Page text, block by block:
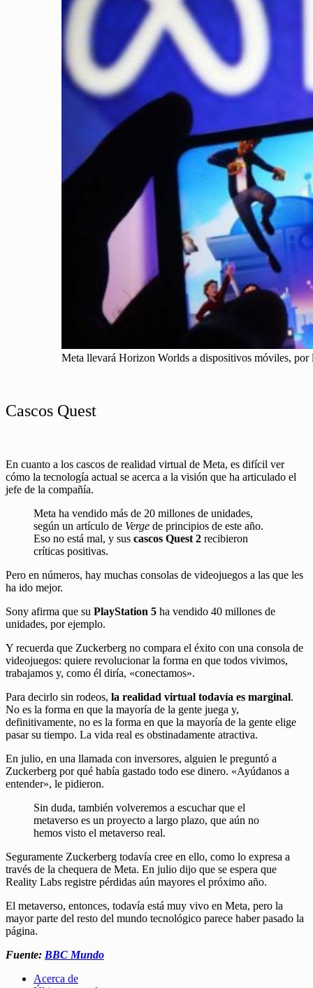
Meta llevará Horizon Worlds a dispositivos móviles,
Cascos Quest
En cuanto a los cascos de realidad virtual de Meta, es difícil ver
cómo la tecnología actual se acerca a la visión que ha articulado el
jefe de la compañía.
Meta ha vendido más de 20 millones de unidades,
según un artículo de Verge de principios de este año.
Eso no está mal, y sus cascos Quest 2 recibieron
críticas positivas.
Pero en números, hay muchas consolas de videojuegos a las que les
ha ido mejor.
Sony afirma que su PlayStation 5 ha vendido 40 millones de
unidades, por ejemplo.
Y recuerda que Zuckerberg no compara el éxito con una consola de
videojuegos: quiere revolucionar la forma en que todos vivimos,
trabajamos y, como él diría, «conectamos».
Para decirlo sin rodeos, la realidad virtual todavía es marginal.
No es la forma en que la mayoría de la gente juega y,
definitivamente, no es la forma en que la mayoría de la gente elige
pasar su tiempo. La vida real es obstinadamente atractiva.
En julio, en una llamada con inversores, alguien le preguntó a
Zuckerberg por qué había gastado todo ese dinero. «Ayúdanos a
entender», le pidieron.
Sin duda, también volveremos a escuchar que el
metaverso es un proyecto a largo plazo, que aún no
hemos visto el metaverso real.
Seguramente Zuckerberg todavía cree en ello, como lo expresa a
través de la chequera de Meta. En julio dijo que se espera que
Reality Labs registre pérdidas aún mayores el próximo año.
El metaverso, entonces, todavía está muy vivo en Meta, pero la
mayor parte del resto del mundo tecnológico parece haber pasado la
página.
Fuente: BBC Mundo
Acerca de